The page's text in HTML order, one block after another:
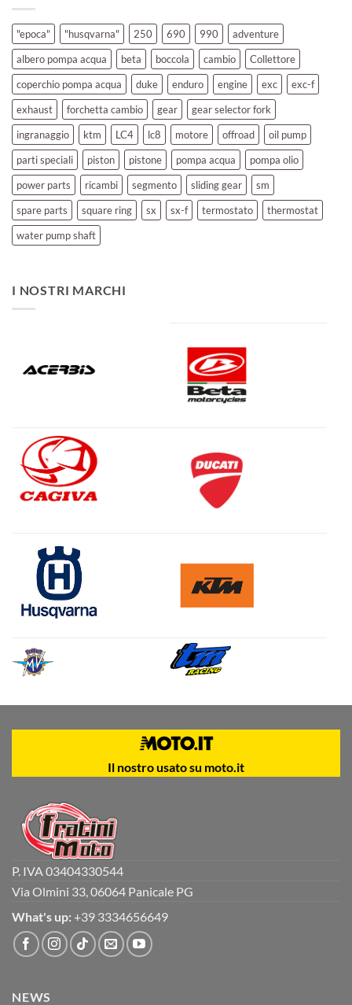
"epoca" "husqvarna" 250 690 990
adventure
albero pompa acqua
beta boccola cambio
Collettore
coperchio pompa acqua
duke enduro engine exc
exc-f
exhaust
forchetta cambio gear
gear selector fork
ingranaggio
ktm LC4 lc8 motore offroad
oil pump
parti speciali
piston pistone pompa acqua
pompa olio
power parts
ricambi segmento sliding gear
sm
spare parts
square ring sx sx-f termostato
thermostat
water pump shaft
I NOSTRI MARCHI
Il nostro usato su moto.it
P. IVA 03404330544
Via Olmini 33, 06064 Panicale PG
What's up: +39 3334656649
NEWS